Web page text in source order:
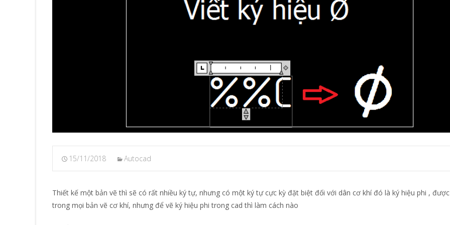
15/11/2018 Autocad
Thiết kế một bản vẽ thì sẽ có rất nhiều ký tự, nhưng có một ký tự cực kỳ đặt biệt đối với dân cơ khí đó là ký hiệu phi ,
trong mọi bản vẽ cơ khí, nhưng để vẽ ký hiệu phi trong cad thì làm cách nào